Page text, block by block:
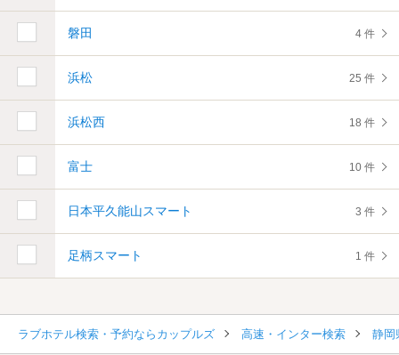
磐田 4 件
浜松 25 件
浜松西 18 件
富士 10 件
日本平久能山スマート 3 件
足柄スマート 1 件
ラブホテル検索・予約ならカップルズ 高速・インター検索 静岡